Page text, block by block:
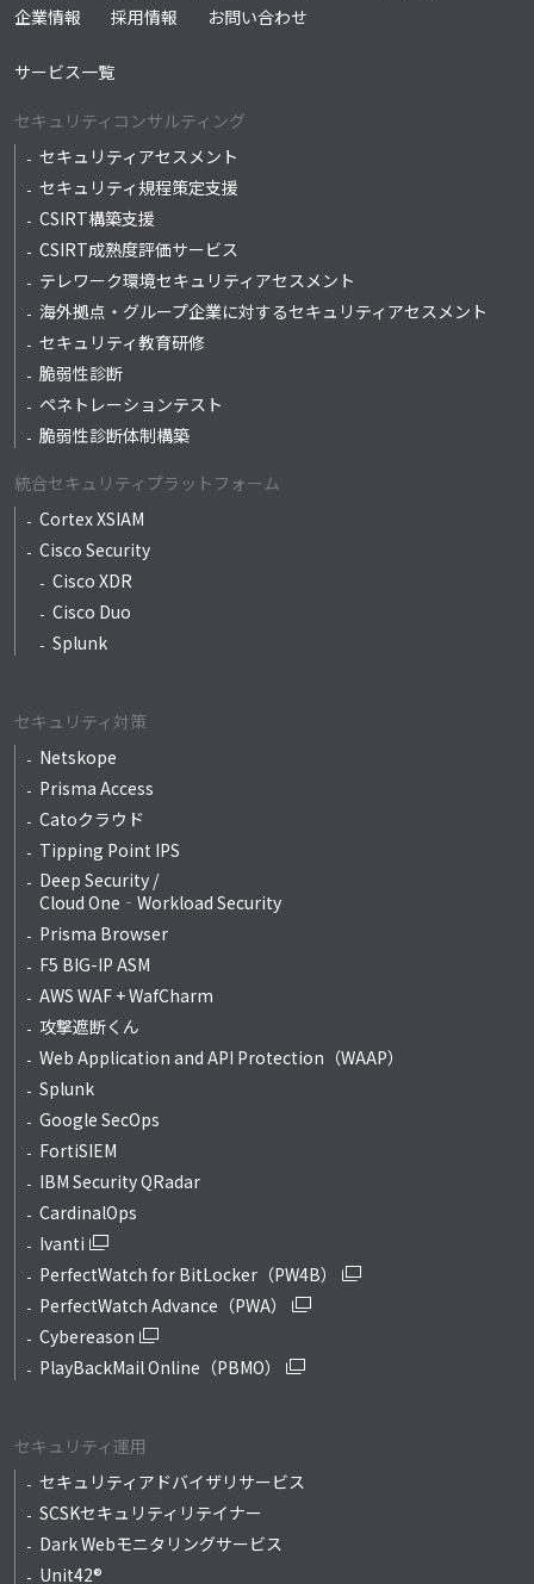
企業情報
採用情報 お問い合わせ
サービス一覧
セキュリティコンサルティング
セキュリティアセスメント
セキュリティ規程策定支援
CSIRT構築支援
CSIRT成熟度評価サービス
テレワーク環境セキュリティアセスメント
海外拠点・グループ企業に対するセキュリティアセスメント
セキュリティ教育研修
脆弱性診断
ペネトレーションテスト
脆弱性診断体制構築
統合セキュリティプラットフォーム
Cortex XSIAM
Cisco Security
Cisco XDR
Cisco Duo
Splunk
セキュリティ対策
Netskope
Prisma Access
Catoクラウド
Tipping Point IPS
Deep Security /
Cloud One‐Workload Security
Prisma Browser
F5 BIG-IP ASM
AWS WAF + WafCharm
攻撃遮断くん
Web Application and API Protection（WAAP）
Splunk
Google SecOps
FortiSIEM
IBM Security QRadar
CardinalOps
Ivanti
PerfectWatch for BitLocker（PW4B）
PerfectWatch Advance（PWA）
Cybereason
PlayBackMail Online（PBMO）
セキュリティ運用
セキュリティアドバイザリサービス
SCSKセキュリティリテイナー
Dark Webモニタリングサービス
Unit42®